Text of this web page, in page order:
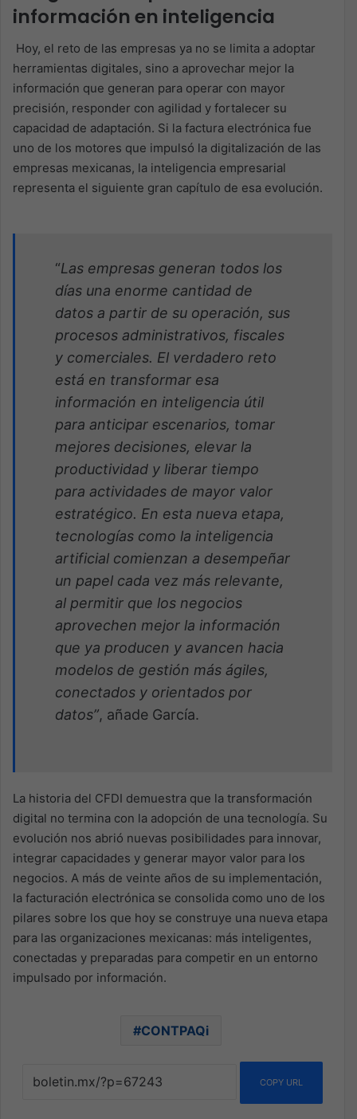
información en inteligencia ​
Hoy, el reto de las empresas ya no se limita a adoptar
herramientas digitales, sino a aprovechar mejor la
información que generan para operar con mayor
precisión, responder con agilidad y fortalecer su
capacidad de adaptación. Si la factura electrónica fue
uno de los motores que impulsó la digitalización de las
empresas mexicanas, la inteligencia empresarial
representa el siguiente gran capítulo de esa evolución. ​
“Las empresas generan todos los
días una enorme cantidad de
datos a partir de su operación, sus
procesos administrativos, fiscales
y comerciales. El verdadero reto
está en transformar esa
información en inteligencia útil
para anticipar escenarios, tomar
mejores decisiones, elevar la
productividad y liberar tiempo
para actividades de mayor valor
estratégico. En esta nueva etapa,
tecnologías como la inteligencia
artificial comienzan a desempeñar
un papel cada vez más relevante,
al permitir que los negocios
aprovechen mejor la información
que ya producen y avancen hacia
modelos de gestión más ágiles,
conectados y orientados por
datos”, añade García.
La historia del CFDI demuestra que la transformación
digital no termina con la adopción de una tecnología. Su
evolución nos abrió nuevas posibilidades para innovar,
integrar capacidades y generar mayor valor para los
negocios. A más de veinte años de su implementación,
la facturación electrónica se consolida como uno de los
pilares sobre los que hoy se construye una nueva etapa
para las organizaciones mexicanas: más inteligentes,
conectadas y preparadas para competir en un entorno
impulsado por información.
CONTPAQi
COPY URL